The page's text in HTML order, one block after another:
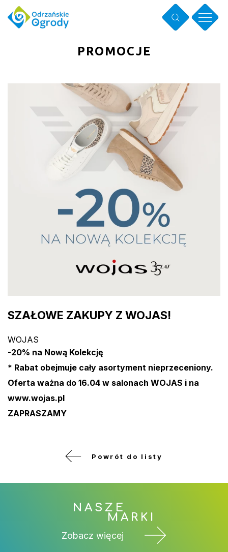
PROMOCJE
SZAŁOWE ZAKUPY Z WOJAS!
WOJAS
-20% na Nową Kolekcję
* Rabat obejmuje cały asortyment nieprzeceniony.
Oferta ważna do 16.04 w salonach WOJAS i na
www.wojas.pl
ZAPRASZAMY
Powrót do listy
NASZE
MARKI
Zobacz więcej